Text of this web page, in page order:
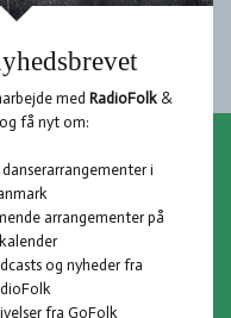
Hent Folkalender